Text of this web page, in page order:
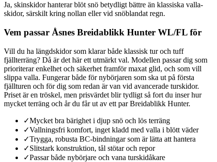
Ja, skinskidor hanterar blöt snö betydligt bättre än klassiska valla-
skidor, särskilt kring nollan eller vid snöblandat regn.
Vem passar Åsnes Breidablikk Hunter WL/FL för
Vill du ha längdskidor som klarar både klassisk tur och tuff
fjällterräng? Då är det här ett utmärkt val. Modellen passar dig som
prioriterar enkelhet och säkerhet framför maxat glid, och som vill
slippa valla. Fungerar både för nybörjaren som ska ut på första
fjällturen och för dig som redan är van vid avancerade turskidor.
Priset är en tröskel, men prisvärdet blir tydligt så fort du inser hur
mycket terräng och år du får ut av ett par Breidablikk Hunter.
✓Mycket bra bärighet i djup snö och lös terräng
✓Vallningsfri komfort, inget kladd med valla i blött väder
✓Trygga, robusta BC-bindningar som är lätta att hantera
✓Slitstark konstruktion, tål stötar och repor
✓Passar både nybörjare och vana turskidåkare